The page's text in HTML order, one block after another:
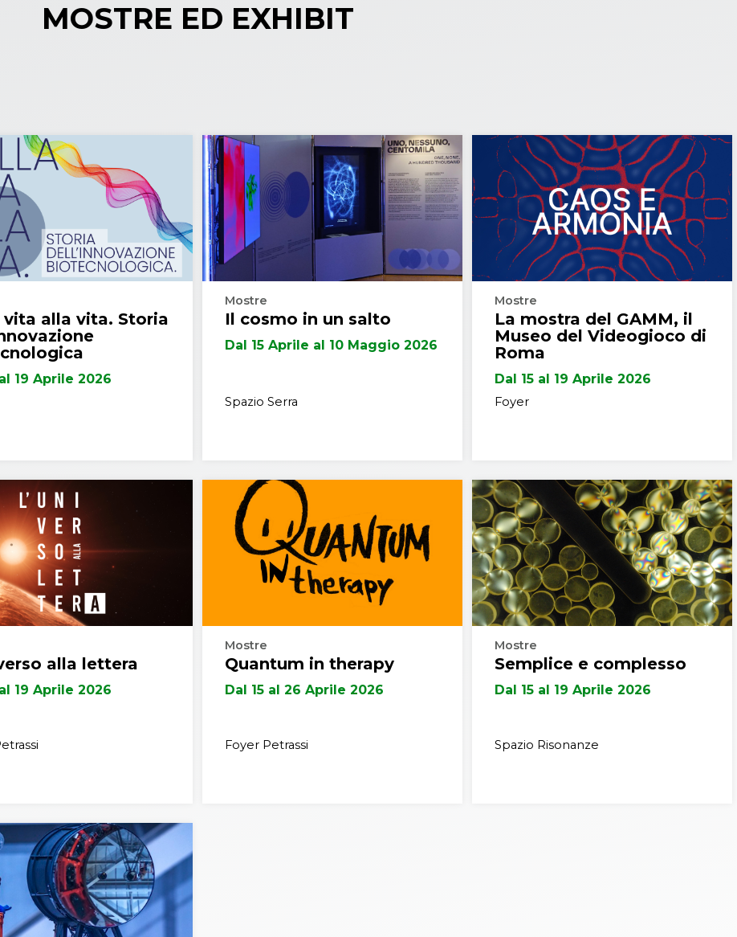
MOSTRE ED EXHIBIT
vita alla vita. Storia
19 Aprile 2026
Mostre
Il cosmo in un salto
Dal 15 Aprile al 10 Maggio 2026
Spazio Serra
Mostre
La mostra del GAMM, il
Museo del Videogioco di
Roma
Dal 15 al 19 Aprile 2026
Foyer
alla lettera
19 Aprile 2026
Mostre
Quantum in therapy
Dal 15 al 26 Aprile 2026
Foyer Petrassi
Mostre
Semplice e complesso
Dal 15 al 19 Aprile 2026
Spazio Risonanze